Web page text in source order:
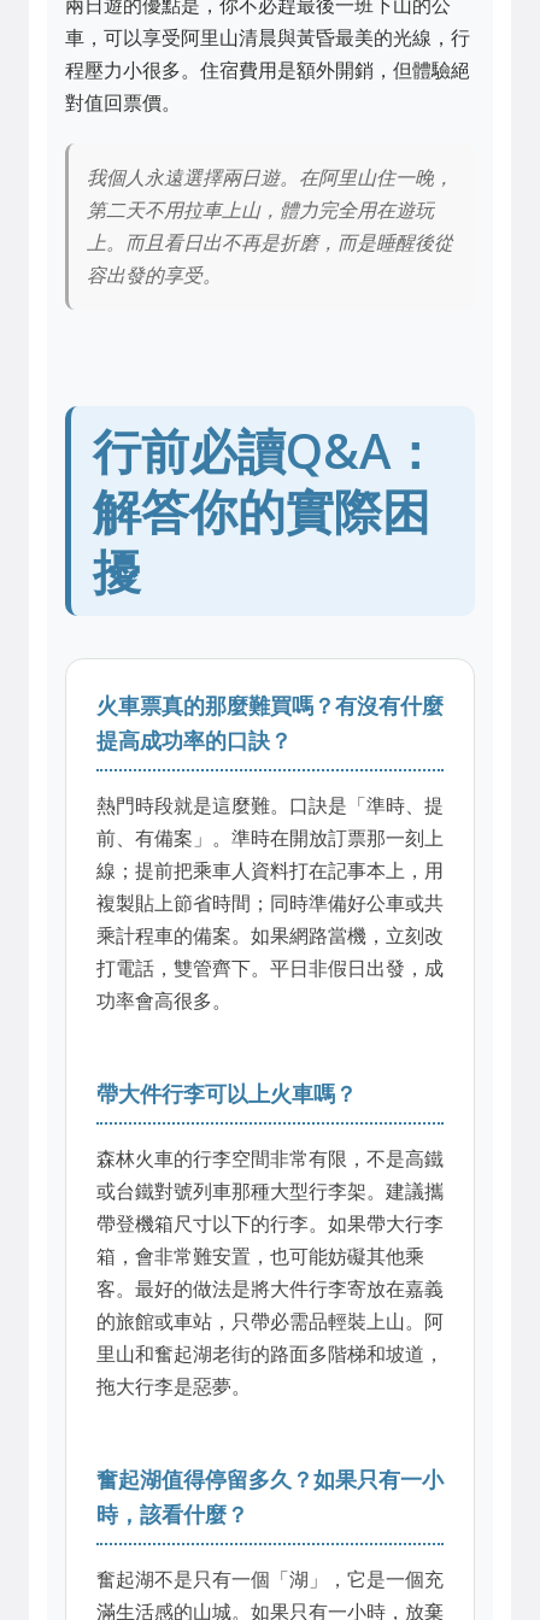
兩日遊的優點是，你不必趕最後一班下山的公
車，可以享受阿里山清晨與黃昏最美的光線，行
程壓力小很多。住宿費用是額外開銷，但體驗絕
對值回票價。
我個人永遠選擇兩日遊。在阿里山住一晚，
第二天不用拉車上山，體力完全用在遊玩
上。而且看日出不再是折磨，而是睡醒後從
容出發的享受。
行前必讀Q&A：
解答你的實際困
擾
火車票真的那麼難買嗎？有沒有什麼
提高成功率的口訣？
熱門時段就是這麼難。口訣是「準時、提
前、有備案」。準時在開放訂票那一刻上
線；提前把乘車人資料打在記事本上，用
複製貼上節省時間；同時準備好公車或共
乘計程車的備案。如果網路當機，立刻改
打電話，雙管齊下。平日非假日出發，成
功率會高很多。
帶大件行李可以上火車嗎？
森林火車的行李空間非常有限，不是高鐵
或台鐵對號列車那種大型行李架。建議攜
帶登機箱尺寸以下的行李。如果帶大行李
箱，會非常難安置，也可能妨礙其他乘
客。最好的做法是將大件行李寄放在嘉義
的旅館或車站，只帶必需品輕裝上山。阿
里山和奮起湖老街的路面多階梯和坡道，
拖大行李是惡夢。
奮起湖值得停留多久？如果只有一小
時，該看什麼？
奮起湖不是只有一個「湖」，它是一個充
滿生活感的山城。如果只有一小時，放棄